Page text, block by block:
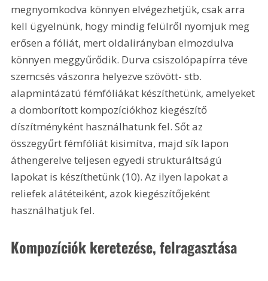
megnyomkodva könnyen elvégezhetjük, csak arra
kell ügyelnünk, hogy mindig felülről nyomjuk meg
erősen a fóliát, mert oldalirányban elmozdulva
könnyen meggyűrődik. Durva csiszolópapírra téve
szemcsés vászonra helyezve szövött- stb.
alapmintázatú fémfóliákat készíthetünk, amelyeket
a domborított kompozíciókhoz kiegészítő
díszítményként használhatunk fel. Sőt az
összegyűrt fémfóliát kisimítva, majd sík lapon
áthengerelve teljesen egyedi strukturáltságú
lapokat is készíthetünk (10). Az ilyen lapokat a
reliefek alátéteiként, azok kiegészítőjeként
használhatjuk fel.
Kompozíciók keretezése, felragasztása